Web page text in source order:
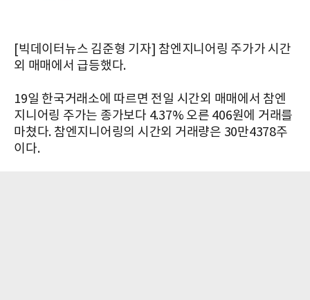
[빅데이터뉴스 김준형 기자] 참엔지니어링 주가가 시간
외 매매에서 급등했다.
19일 한국거래소에 따르면 전일 시간외 매매에서 참엔
지니어링 주가는 종가보다 4.37% 오른 406원에 거래를
마쳤다. 참엔지니어링의 시간외 거래량은 30만4378주
이다.